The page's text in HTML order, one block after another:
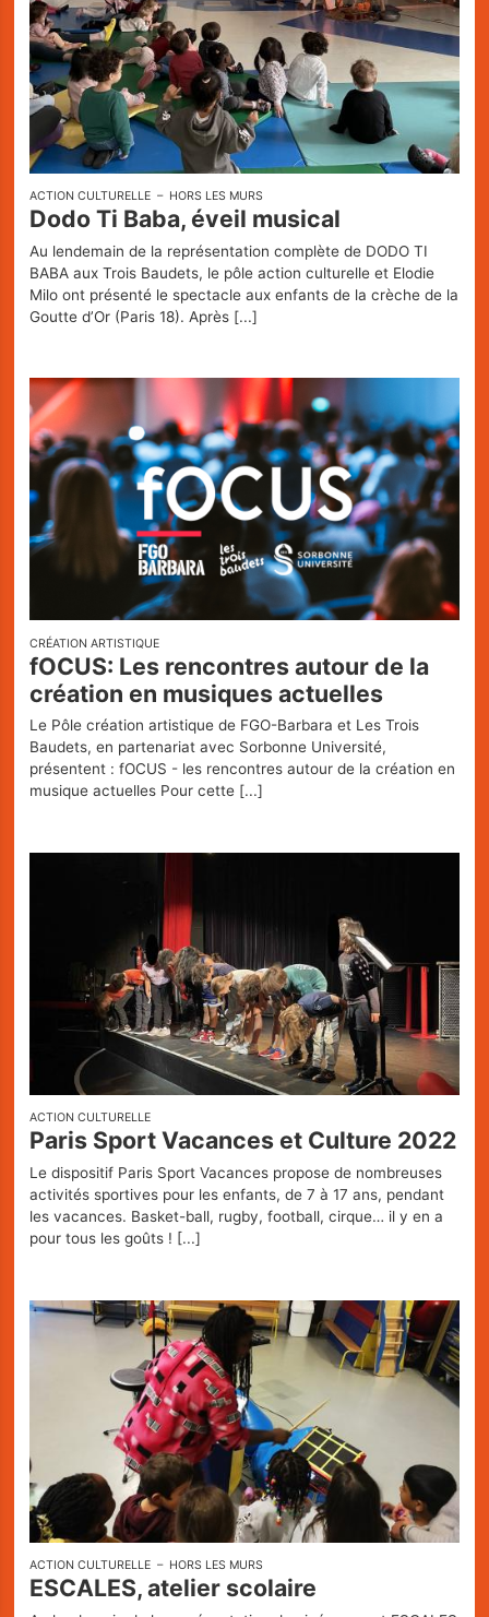
ACTION CULTURELLE HORS LES MURS
Dodo Ti Baba, éveil musical
Au lendemain de la représentation complète de DODO TI
BABA aux Trois Baudets, le pôle action culturelle et Elodie
Milo ont présenté le spectacle aux enfants de la crèche de la
Goutte d’Or (Paris 18). Après [...]
CRÉATION ARTISTIQUE
fOCUS: Les rencontres autour de la
création en musiques actuelles
Le Pôle création artistique de FGO-Barbara et Les Trois
Baudets, en partenariat avec Sorbonne Université,
présentent : fOCUS - les rencontres autour de la création en
musique actuelles Pour cette [...]
ACTION CULTURELLE
Paris Sport Vacances et Culture 2022
Le dispositif Paris Sport Vacances propose de nombreuses
activités sportives pour les enfants, de 7 à 17 ans, pendant
les vacances. Basket-ball, rugby, football, cirque… il y en a
pour tous les goûts ! [...]
ACTION CULTURELLE HORS LES MURS
ESCALES, atelier scolaire